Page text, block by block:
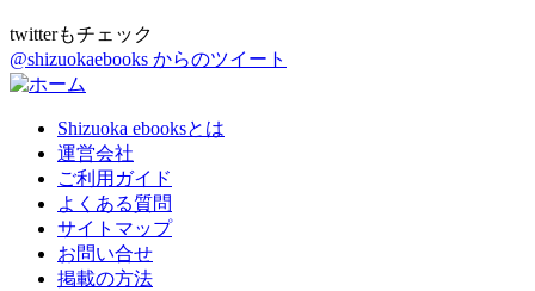
twitterもチェック
@shizuokaebooks からのツイート
Shizuoka ebooksとは
運営会社
ご利用ガイド
よくある質問
サイトマップ
お問い合せ
掲載の方法